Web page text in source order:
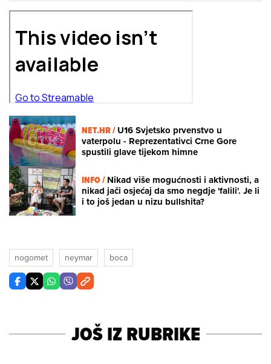
NET.HR /U16 Svjetsko prvenstvo u
vaterpolu - Reprezentativci Crne Gore
spustili glave tijekom himne
INFO /Nikad više mogućnosti i aktivnosti, a
nikad jači osjećaj da smo negdje 'falili'. Je li
i to još jedan u nizu bullshita?
nogomet neymar boca
JOŠ IZ RUBRIKE